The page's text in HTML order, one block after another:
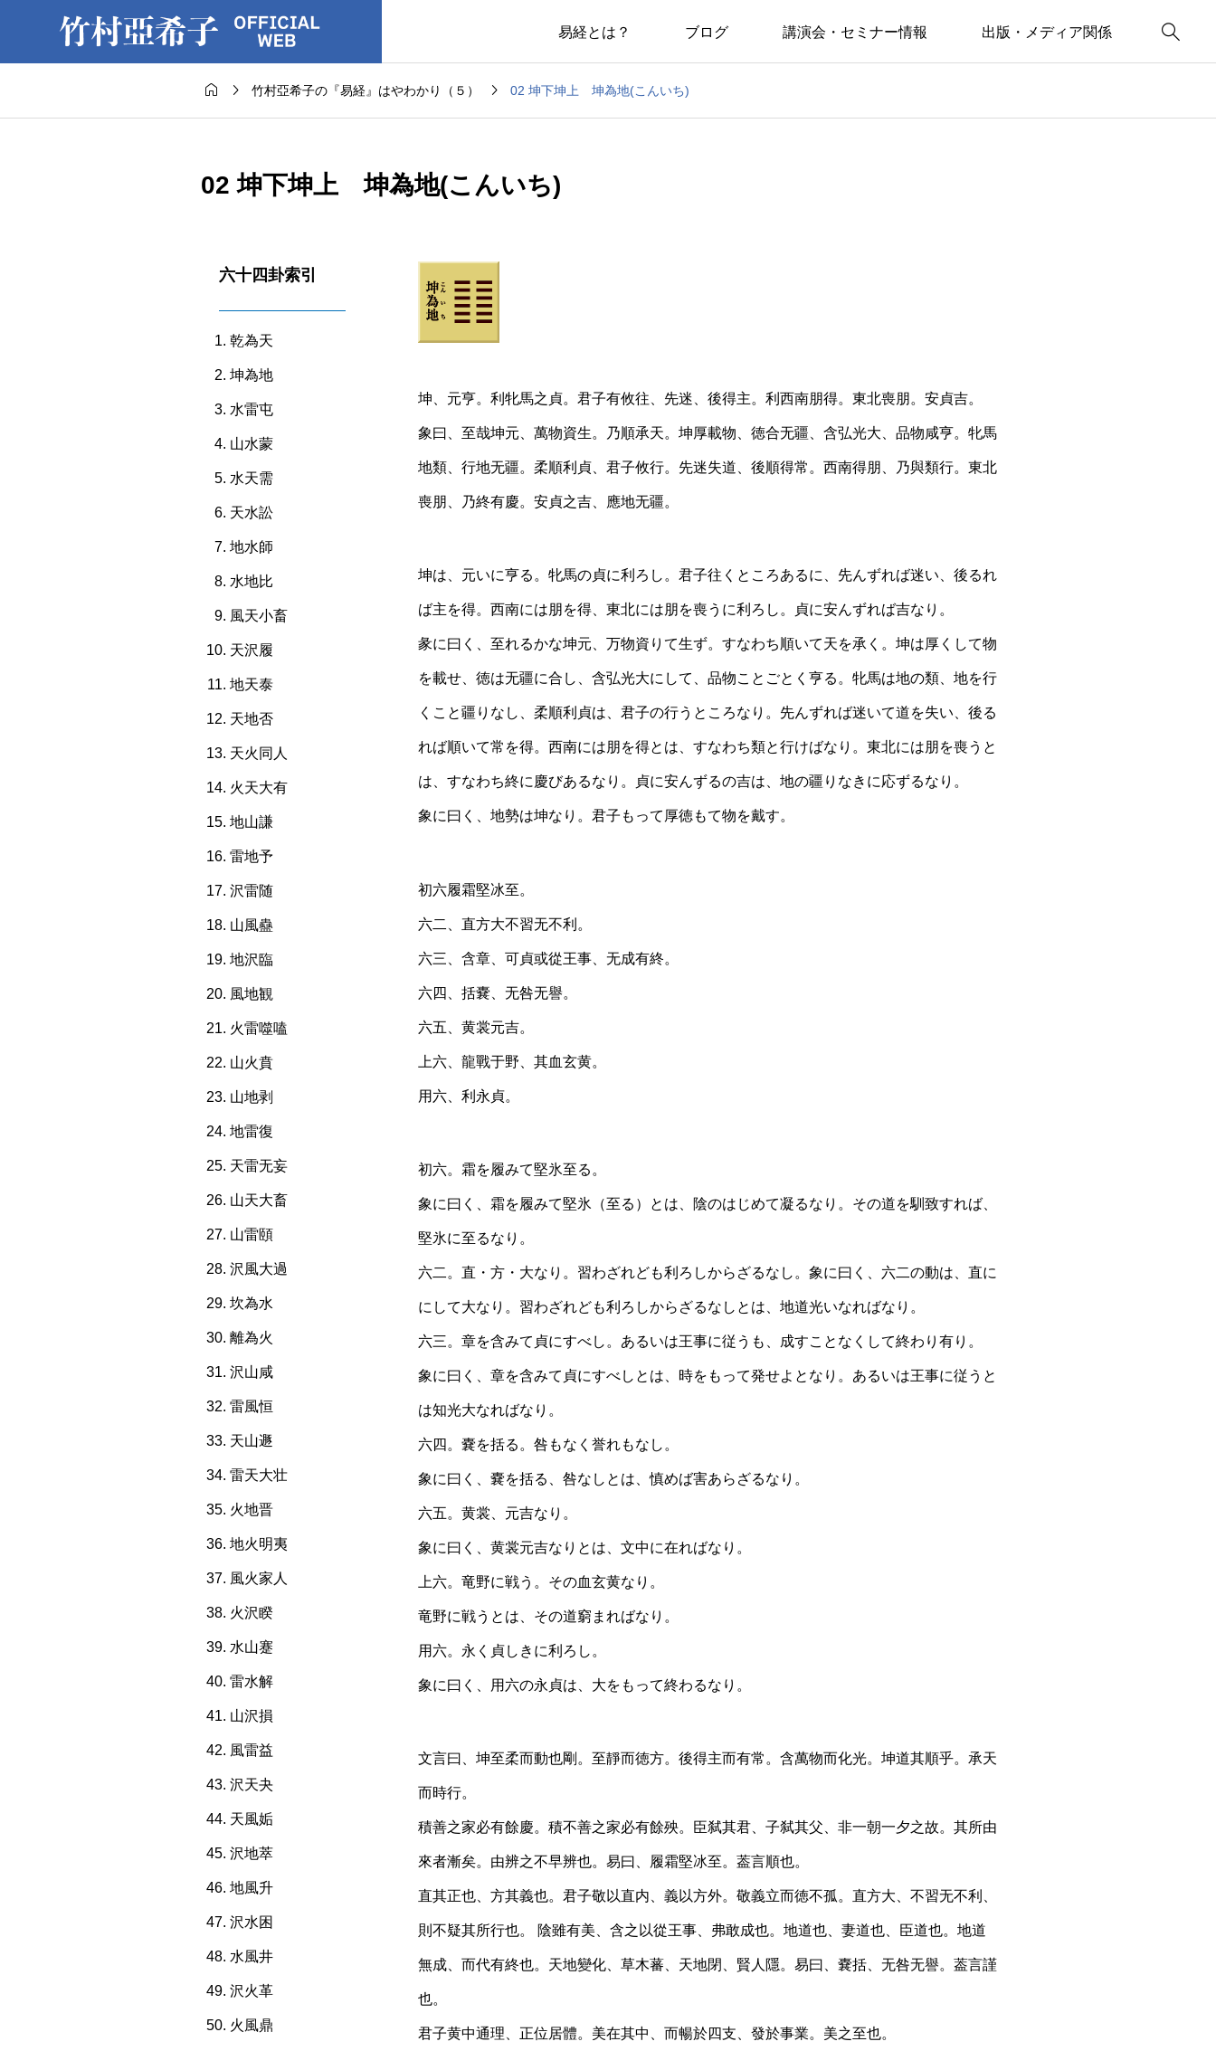
易経とは？ ブログ 講演会・セミナー情報 出版・メディア関係 
  竹村亞希子の『易経』はやわかり（５）  02 坤下坤上 坤為地(こんいち)
02 坤下坤上 坤為地(こんいち)
六十四卦索引
乾為天
坤為地
水雷屯
山水蒙
水天需
天水訟
地水師
水地比
風天小畜
天沢履
地天泰
天地否
天火同人
火天大有
地山謙
雷地予
沢雷随
山風蠱
地沢臨
風地観
火雷噬嗑
山火賁
山地剥
地雷復
天雷无妄
山天大畜
山雷頤
沢風大過
坎為水
離為火
沢山咸
雷風恒
天山遯
雷天大壮
火地晋
地火明夷
風火家人
火沢睽
水山蹇
雷水解
山沢損
風雷益
沢天夬
天風姤
沢地萃
地風升
沢水困
水風井
沢火革
火風鼎
坤、元亨。利牝馬之貞。君子有攸往、先迷、後得主。利西南朋得。東北喪朋。安貞吉。
象曰、至哉坤元、萬物資生。乃順承天。坤厚載物、徳合无疆、含弘光大、品物咸亨。牝馬
地類、行地无疆。柔順利貞、君子攸行。先迷失道、後順得常。西南得朋、乃與類行。東北
喪朋、乃終有慶。安貞之吉、應地无疆。
坤は、元いに亨る。牝馬の貞に利ろし。君子往くところあるに、先んずれば迷い、後るれ
ば主を得。西南には朋を得、東北には朋を喪うに利ろし。貞に安んずれば吉なり。
彖に曰く、至れるかな坤元、万物資りて生ず。すなわち順いて天を承く。坤は厚くして物
を載せ、徳は无疆に合し、含弘光大にして、品物ことごとく亨る。牝馬は地の類、地を行
くこと疆りなし、柔順利貞は、君子の行うところなり。先んずれば迷いて道を失い、後る
れば順いて常を得。西南には朋を得とは、すなわち類と行けばなり。東北には朋を喪うと
は、すなわち終に慶びあるなり。貞に安んずるの吉は、地の疆りなきに応ずるなり。
象に曰く、地勢は坤なり。君子もって厚徳もて物を戴す。
初六履霜堅冰至。
六二、直方大不習无不利。
六三、含章、可貞或從王事、无成有終。
六四、括嚢、无咎无譽。
六五、黄裳元吉。
上六、龍戰于野、其血玄黄。
用六、利永貞。
初六。霜を履みて堅氷至る。
象に曰く、霜を履みて堅氷（至る）とは、陰のはじめて凝るなり。その道を馴致すれば、
堅氷に至るなり。
六二。直・方・大なり。習わざれども利ろしからざるなし。象に曰く、六二の動は、直に
にして大なり。習わざれども利ろしからざるなしとは、地道光いなればなり。
六三。章を含みて貞にすべし。あるいは王事に従うも、成すことなくして終わり有り。
象に曰く、章を含みて貞にすべしとは、時をもって発せよとなり。あるいは王事に従うと
は知光大なればなり。
六四。嚢を括る。咎もなく誉れもなし。
象に曰く、嚢を括る、咎なしとは、慎めば害あらざるなり。
六五。黄裳、元吉なり。
象に曰く、黄裳元吉なりとは、文中に在ればなり。
上六。竜野に戦う。その血玄黄なり。
竜野に戦うとは、その道窮まればなり。
用六。永く貞しきに利ろし。
象に曰く、用六の永貞は、大をもって終わるなり。
文言曰、坤至柔而動也剛。至靜而徳方。後得主而有常。含萬物而化光。坤道其順乎。承天
而時行。
積善之家必有餘慶。積不善之家必有餘殃。臣弑其君、子弑其父、非一朝一夕之故。其所由
來者漸矣。由辨之不早辨也。易曰、履霜堅冰至。葢言順也。
直其正也、方其義也。君子敬以直内、義以方外。敬義立而徳不孤。直方大、不習无不利、
則不疑其所行也。 陰雖有美、含之以從王事、弗敢成也。地道也、妻道也、臣道也。地道
無成、而代有終也。天地變化、草木蕃、天地閉、賢人隱。易曰、嚢括、无咎无譽。葢言謹
也。
君子黄中通理、正位居體。美在其中、而暢於四支、發於事業。美之至也。